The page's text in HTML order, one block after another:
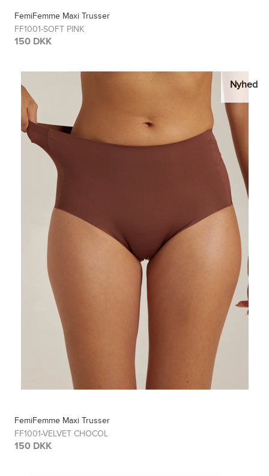
FemiFemme Maxi Trusser
FF1001-SOFT PINK
150 DKK
Nyhed
FemiFemme Maxi Trusser
FF1001-VELVET CHOCOL
150 DKK